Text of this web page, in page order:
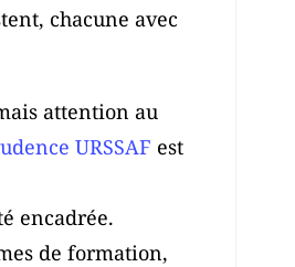
chacune avec
attention au
URSSAF est
encadrée.
de formation,